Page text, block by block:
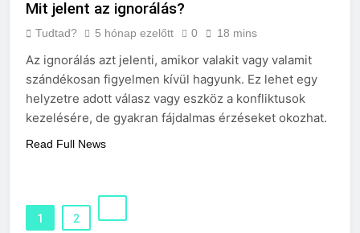
Mit jelent az ignorálás?
Tudtad? 5 hónap ezelőtt 0 18 mins
Az ignorálás azt jelenti, amikor valakit vagy valamit
szándékosan figyelmen kívül hagyunk. Ez lehet egy
helyzetre adott válasz vagy eszköz a konfliktusok
kezelésére, de gyakran fájdalmas érzéseket okozhat.
Read Full News
1 2